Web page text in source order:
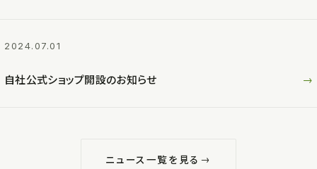
2024.07.01
自社公式ショップ開設のお知らせ →
ニュース一覧を見る